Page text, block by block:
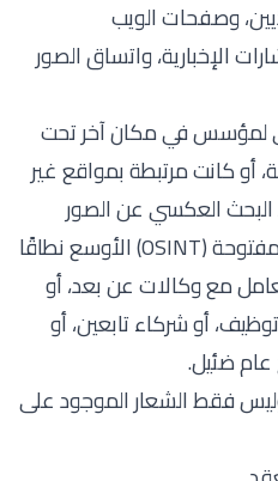
وصفحات الويب
الإخبارية، واتساق الصور
في مكان آخر تحت
أو كانت مرتبطة بمواقع غير
العكسي عن الصور
وأساليب معلومات المصادر المفتوحة (OSINT) الأوسع نطاقًا
مع وكالات عن بعد، أو
أو شركاء تابعين، أو
ضئيل.
فقط الشعار الموجود على